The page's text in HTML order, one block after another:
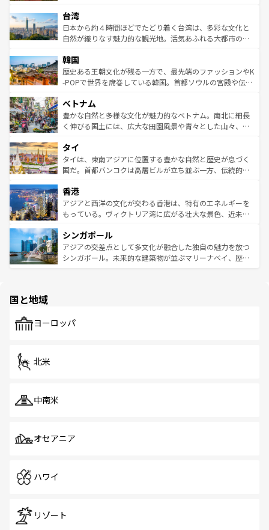
ならではの贅沢な旅のスタイルだ。 なお、新着のアメリカ
情報はコンテンツ一覧を参照してほしい。
れるおもてなしの心で訪れる人々を迎えてくれるハワイの
人々、おいしいローカルフードやハワイアンミュージッ
ク、伝統的なフラダンスなど、すべてがハワイの魅力を彩
ワイを、存分に味わってほしい。 なお、新着のハワイ情報
はコンテンツ一覧を参照してほしい。
リアリーフや大陸中央部にそびえるウルル（エアーズロッ
ク）、タスマニアの美しい原生林やケアンズの熱帯雨林な
ど、見どころがたくさん。また、カフェやワイン、オージ
いる。アクティビティも充実しており、サーフィンやダイ
ビング、ハイキングなど、アウトドア好きにはたまらな
い。オーストラリアの多彩な魅力を存分に味わいつくそ
参照してほしい。
台湾
日本から約４時間ほどでたどり着く台湾は、多彩な文化と
自然が織りなす魅力的な観光地。活気あふれる大都市の台
ン）、静ひつな山岳地帯である台湾東部など、都市の喧騒
と山間の静けさが共存しており、訪れる人に新しい発見と
驚きをもたらしてくれる。また、奥深い台湾の食文化も魅
容にもいいと評判のスイーツなど、バラエティ豊かな料理
が味わえる。 なお、新着の台湾情報は コンテンツ一覧を参
照してほしい。
韓国
歴史ある王朝文化が残る一方で、最先端のファッションやK
-POPで世界を席巻している韓国。首都ソウルの宮殿や伝統
き、地方に足を延ばせば四季折々の自然美を楽しむことが
できる。そして、キムチや焼肉、絶品のストリートフード
まで、さまざまな韓国料理が待っている。夜には、韓国な
リティに包まれながら、韓国の多彩な魅力を心ゆくまで味
わってみてほしい。 なお、新着の韓国情報はコンテンツ一
覧を参照してほしい。
ベトナム
豊かな自然と多様な文化が魅力的なベトナム。南北に細長
く伸びる国土には、広大な田園風景や青々とした山々、世
急速な発展と共に伝統が息づく。ハノイの古い町並みやホ
ーチミン市のフランス統治時代の建物も、独特の雰囲気を
醸し出している。また、バラエティの豊かさとおいしさで
とつ。フォーやバインミー、ベトナムコーヒーなどは、ぜ
ひ現地で味わいたい。どの地域を訪れてもあたたかい人々
が旅行者を迎えてくれるので、きっと忘れられない旅にな
参照してほしい。
タイ
タイは、東南アジアに位置する豊かな自然と歴史が息づく
国だ。首都バンコクは高層ビルが立ち並ぶ一方、伝統的な
の活気が交差している。北部ではチェンマイなどの山岳地
帯で自然と触れ合い、南部ではプーケットやクラビの美し
いビーチでリゾート気分を楽しむことができる。タイ料理
激する。気候は一年中温暖で、どの季節にも異なる楽しみ
が待っている。親しみやすいタイの人々、仏教を中心とし
た文化、そして多様な観光資源が、訪れる旅人を魅了し続
香港
アジアと西洋の文化が交わる香港は、特有のエネルギーを
もっている。ヴィクトリア湾に広がる壮大な景色、近未来
み、どこを訪れても感動するはず。観光スポットが密集し
ており、効率よく見どころを回れるのも魅力。息をのむよ
うな絶景から文化的な体験まで、香港を存分に楽しみ尽く
シンガポール
アジアの交差点として多文化が融合した独自の魅力を放つ
シンガポール。未来的な建築物が並ぶマリーナベイ、歴史
で、ホーカーズは地元の風情を楽しめる外せないスポット
国と地域
ヨーロッパ
北米
中南米
オセアニア
ハワイ
リゾート